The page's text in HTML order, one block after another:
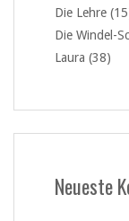
Die Lehre
Die Windel-
Laura (38)
Neueste